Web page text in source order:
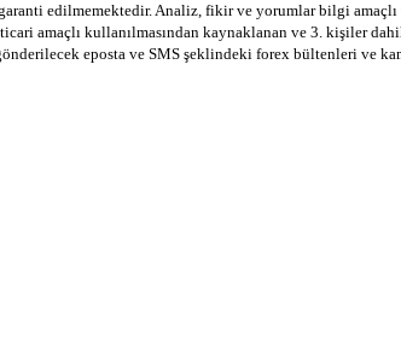
edilmemektedir. Analiz, fikir ve yorumlar bilgi
amaçlı kullanılmasından kaynaklanan ve 3. kişiler
eposta ve SMS şeklindeki forex bültenleri ve